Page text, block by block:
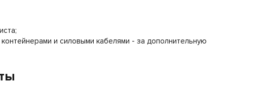
и силовыми кабелями - за дополнительную